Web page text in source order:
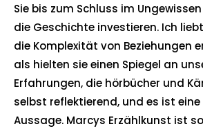
Sie bis zum Schluss im
die Geschichte investieren. Ich
die Komplexität von Beziehungen
als hielten sie einen Spiegel an
Erfahrungen, die hörbücher und
selbst reflektierend, und es ist
Aussage. Marcys Erzählkunst ist